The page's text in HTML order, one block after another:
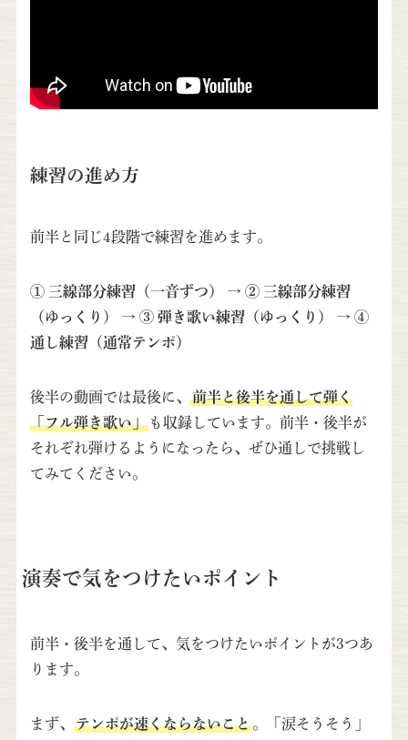
練習の進め方
前半と同じ4段階で練習を進めます。
① 三線部分練習（一音ずつ） → ② 三線部分練習
（ゆっくり）
→ ③ 弾き歌い練習（ゆっくり） → ④
通し練習（通常テンポ）
後半の動画では最後に、
前半と後半を通して弾く
「フル弾き歌い」も収録しています。前半・後半が
それぞれ弾けるようになったら、ぜひ通しで挑戦し
てみてください。
演奏で気をつけたいポイント
前半・後半を通して、気をつけたいポイントが3つあ
ります。
まず、 テンポが速くならないこと。「涙そうそう」